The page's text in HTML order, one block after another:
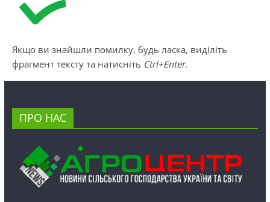
Якщо ви знайшли помилку, будь ласка, виділіть
фрагмент тексту та натисніть Ctrl+Enter.
ПРО НАС